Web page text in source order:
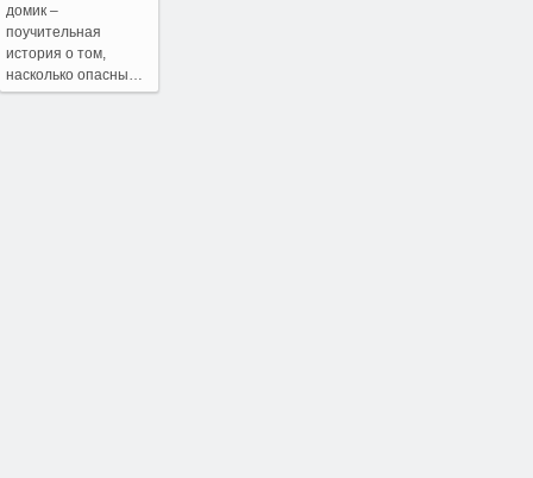
домик –
поучительная
история о том,
насколько опасны…